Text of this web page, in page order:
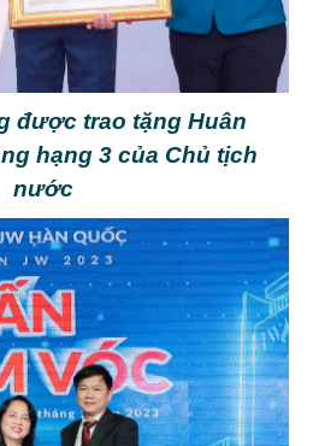
được trao tặng Huân
hạng 3 của Chủ tịch
nước